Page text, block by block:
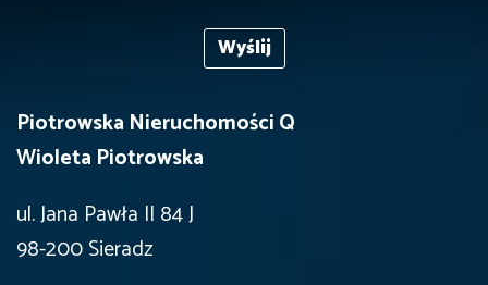
Piotrowska Nieruchomości Q
Wioleta Piotrowska
ul. Jana Pawła II 84 J
98-200 Sieradz